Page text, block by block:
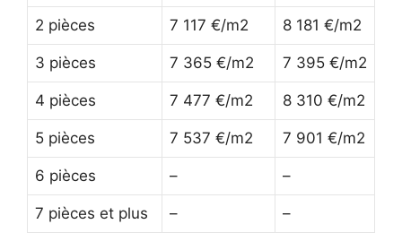
2 pièces 7 117 €/m2 8 181 €/m2
3 pièces 7 365 €/m2 7 395 €/m2
4 pièces 7 477 €/m2 8 310 €/m2
5 pièces 7 537 €/m2 7 901 €/m2
6 pièces – –
7 pièces et plus – –